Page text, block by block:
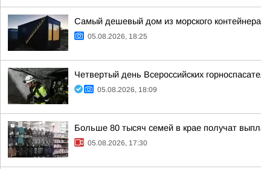
Самый дешевый дом из морского
05.08.2026, 18:25
Четвертый день Всероссийских
05.08.2026, 18:09
Больше 80 тысяч семей в крае получат
05.08.2026, 17:30